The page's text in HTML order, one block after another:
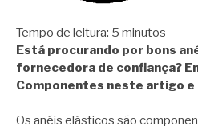
Tempo de leitura: 5 minutos
Está procurando por bons
fornecedora de confiança?
Componentes neste artigo e
Os anéis elásticos são